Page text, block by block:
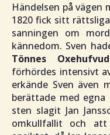
Händelsen på vägen
1820 fick sitt
sanningen om
kännedom. Sven
Tönnes Oxehufvud
förhördes intensivt
erkände Sven även
berättade med egna
sten slagit Jan
omkullfallit och